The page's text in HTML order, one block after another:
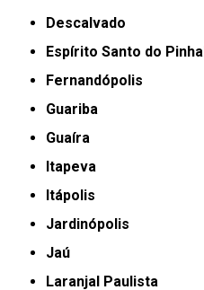
Descalvado
Espírito Santo do Pinhal
Fernandópolis
Guariba
Guaíra
Itapeva
Itápolis
Jardinópolis
Jaú
Laranjal Paulista